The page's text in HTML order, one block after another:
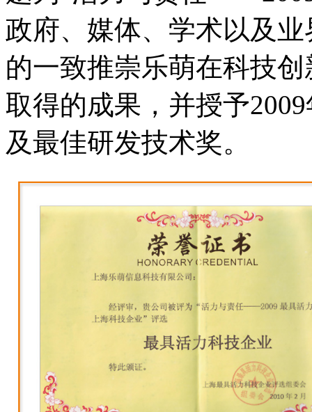
政府、媒体、学术以及
的一致推崇乐萌在科技
取得的成果，并授予
及最佳研发技术奖。